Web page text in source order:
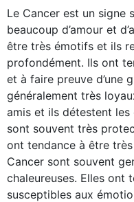
Le Cancer est un signe
beaucoup d’amour et
être très émotifs et ils
profondément. Ils ont
et à faire preuve d’une
généralement très
amis et ils détestent
sont souvent très
ont tendance à être
Cancer sont souvent
chaleureuses. Elles ont
susceptibles aux